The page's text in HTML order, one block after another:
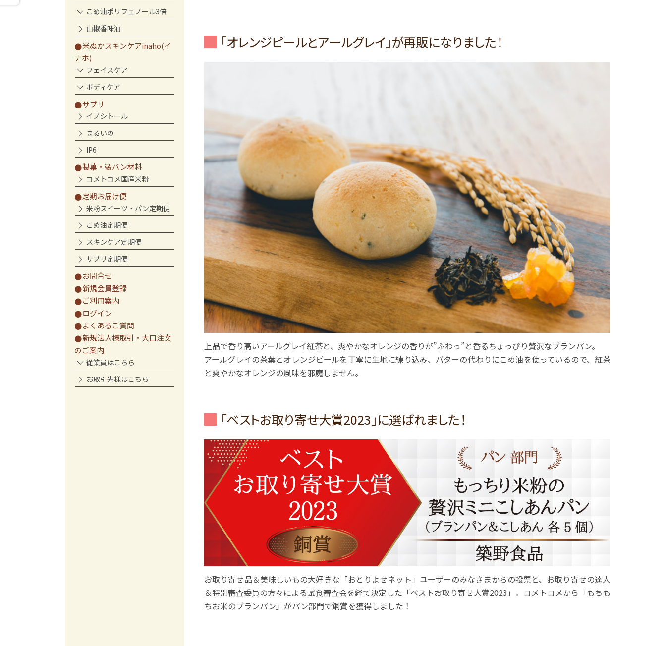
こめ油ポリフェノール3倍
山椒香味油
米ぬかスキンケアinaho(イ
ナホ)
フェイスケア
ボディケア
サプリ
イノシトール
まるいの
IP6
製菓・製パン材料
コメトコメ国産米粉
定期お届け便
米粉スイーツ・パン定期便
こめ油定期便
スキンケア定期便
サプリ定期便
お問合せ
新規会員登録
ご利用案内
ログイン
よくあるご質問
新規法人様取引・大口注文
のご案内
従業員はこちら
お取引先様はこちら
「オレンジピールとアールグレイ」が再販になりました！
上品で香り高いアールグレイ紅茶と、爽やかなオレンジの香りが”ふわっ”と香るちょっぴり贅沢なブランパン。
アールグレイの茶葉とオレンジピールを丁寧に生地に練り込み、バターの代わりにこめ油を使っているので、紅茶
と爽やかなオレンジの風味を邪魔しません。
「ベストお取り寄せ大賞2023」に選ばれました！
お取り寄せ品＆美味しいもの大好きな「おとりよせネット」ユーザーのみなさまからの投票と、お取り寄せの達人
＆特別審査委員の方々による試食審査会を経て決定した「ベストお取り寄せ大賞2023」。コメトコメから「もちも
ちお米のブランパン」がパン部門で銅賞を獲得しました！